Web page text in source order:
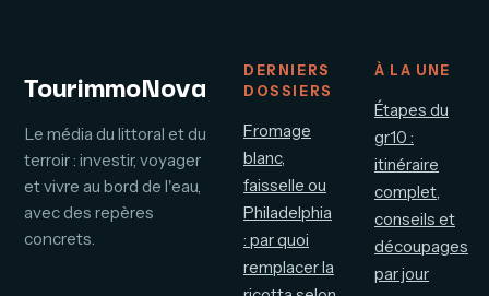
TourimmoNova
Le média du littoral et du
terroir : investir, voyager
et vivre au bord de l'eau,
avec des repères
concrets.
DERNIERS
DOSSIERS
Fromage
blanc,
faisselle ou
Philadelphia
: par quoi
remplacer la
À LA UNE
Étapes du
gr10 :
itinéraire
complet,
conseils et
découpages
par jour